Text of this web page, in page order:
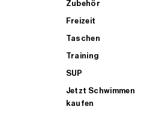
Zubehör
Freizeit
Taschen
Training
SUP
Jetzt Schwimmen
kaufen